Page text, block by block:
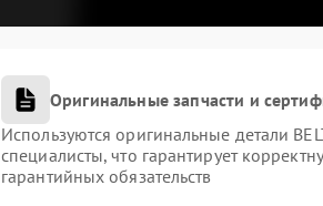
Оригинальные запчасти и
Используются оригинальные детали
специалисты, что гарантирует
гарантийных обязательств